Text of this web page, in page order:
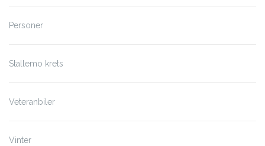
Personer
Stallemo krets
Veteranbiler
Vinter